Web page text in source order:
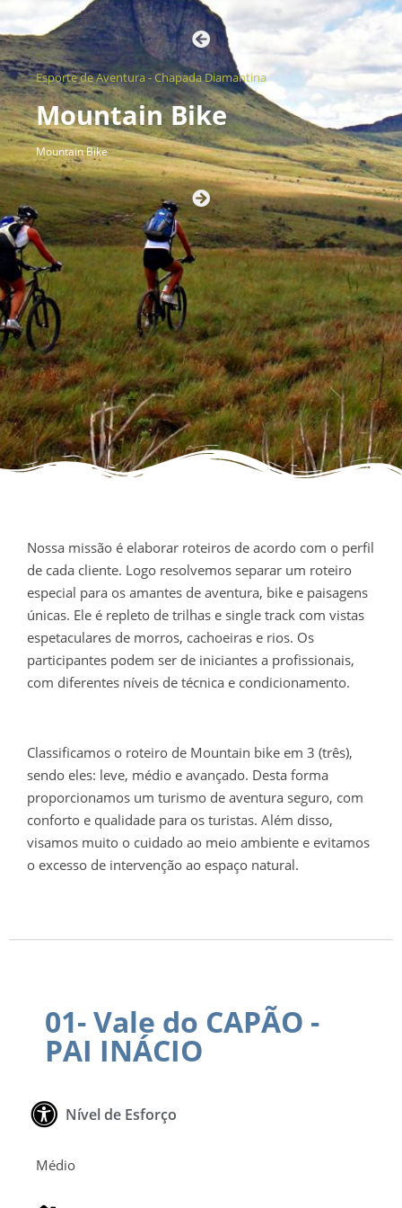
Esporte de Aventura - Chapada Diamantina
Mountain Bike
Mountain Bike
Nossa missão é elaborar roteiros de acordo com o perfil
de cada cliente. Logo resolvemos separar um roteiro
especial para os amantes de aventura, bike e paisagens
únicas. Ele é repleto de trilhas e single track com vistas
espetaculares de morros, cachoeiras e rios. Os
participantes podem ser de iniciantes a profissionais,
com diferentes níveis de técnica e condicionamento.
Classificamos o roteiro de Mountain bike em 3 (três),
sendo eles: leve, médio e avançado. Desta forma
proporcionamos um turismo de aventura seguro, com
conforto e qualidade para os turistas. Além disso,
visamos muito o cuidado ao meio ambiente e evitamos
o excesso de intervenção ao espaço natural.
01- Vale do CAPÃO -
PAI INÁCIO
Nível de Esforço
Médio